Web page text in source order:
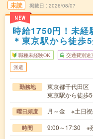
未読
NEW
掲載日 2026/08/07
時給1750円！未
＊東京駅から徒歩
職種未経験OK 交通費別途
派遣
勤務地
東京都千代田区
東京駅から徒歩
曜日頻度 月～金 ※土日
時間 9:00～17:30 ※